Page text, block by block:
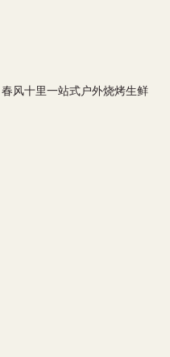
春风十里一站式户外烧烤生鲜